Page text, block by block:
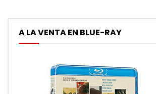
A LA VENTA EN BLUE-RAY